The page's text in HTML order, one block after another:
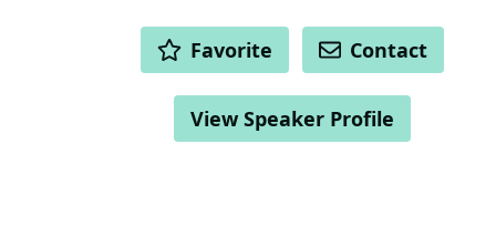
ACTIONS Favorite Contact
View Speaker Profile